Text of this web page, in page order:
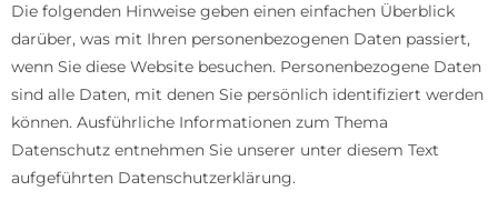
Die folgenden Hinweise geben einen einfachen Überblick
darüber, was mit Ihren personenbezogenen Daten passiert,
wenn Sie diese Website besuchen. Personenbezogene Daten
sind alle Daten, mit denen Sie persönlich identifiziert werden
können. Ausführliche Informationen zum Thema
Datenschutz entnehmen Sie unserer unter diesem Text
aufgeführten Datenschutzerklärung.